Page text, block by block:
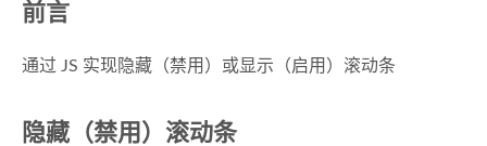
前言
通过 JS 实现隐藏（禁用）或显示（启用）滚动条
隐藏（禁用）滚动条